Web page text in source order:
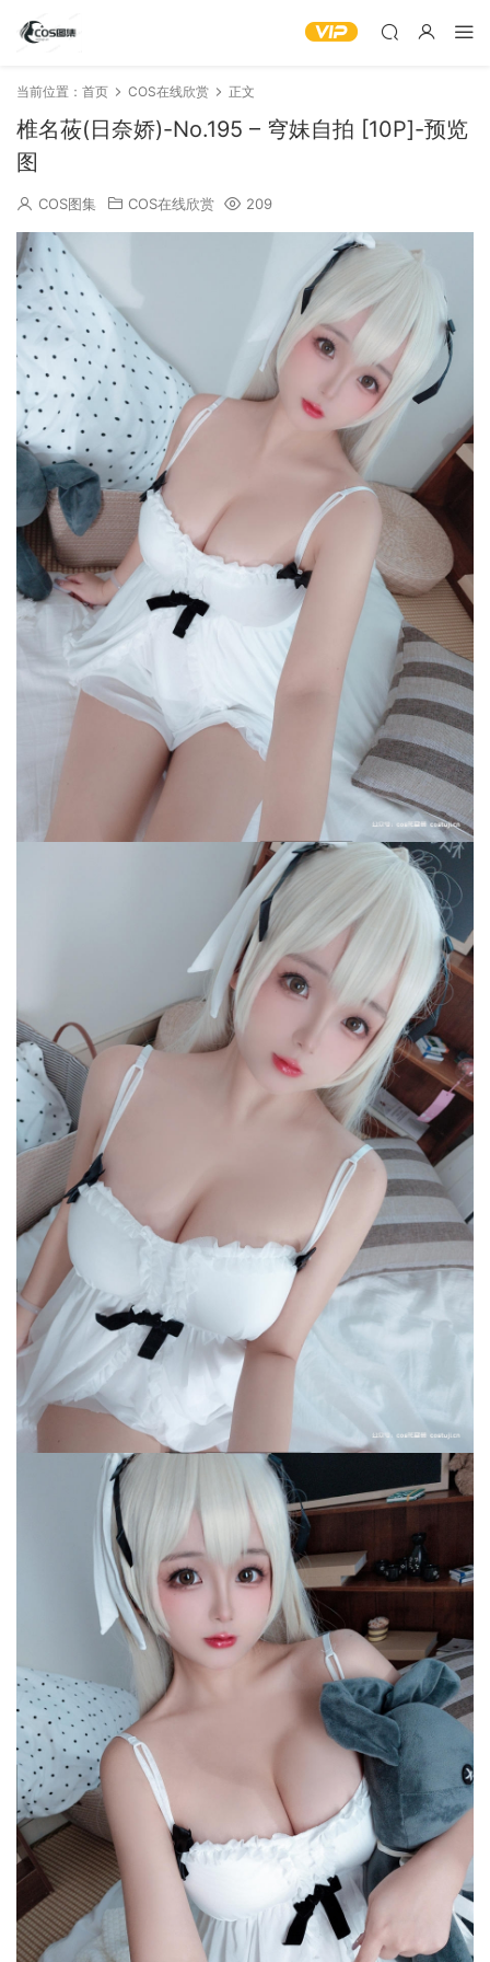
当前位置： 首页 COS在线欣赏 正文
椎名莜(日奈娇)-No.195 – 穹妹自拍 [10P]-预览
图
COS图集 COS在线欣赏 209